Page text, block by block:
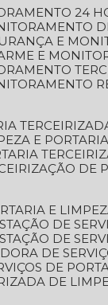
24
E
E
E PORTARIA
DE
E
DE
DE
DE
DE
DE